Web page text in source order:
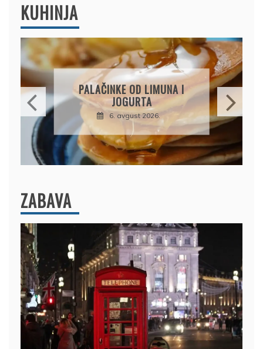
KUHINJA
BRZI KOLAČ BEZ PEČENJA:
PIŠKOTE, MALINE I
ČOKOLADA U SAVRŠENOJ
KOMBINACIJI
6. avgust 2026.
ZABAVA